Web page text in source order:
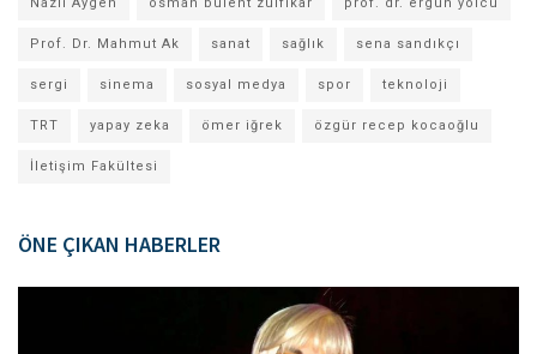
Prof. Dr. Mahmut Ak sanat sağlık sena sandıkçı
sergi sinema sosyal medya spor teknoloji
TRT yapay zeka ömer iğrek özgür recep kocaoğlu
İletişim Fakültesi
ÖNE ÇIKAN HABERLER